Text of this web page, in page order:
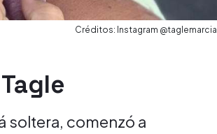
Créditos: Instagram @taglemarcial
soltera, comenzó a